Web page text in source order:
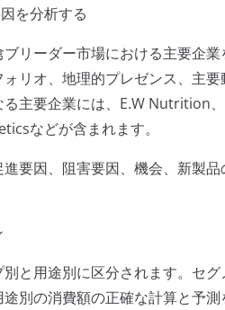
を分析する
リーダー市場における主要企
リオ、地理的プレゼンス、主
る主要企業には、E.W Nutrition
などが含まれます。
要因、阻害要因、機会、新製
と用途別に区分されます。セ
別の消費額の正確な計算と予